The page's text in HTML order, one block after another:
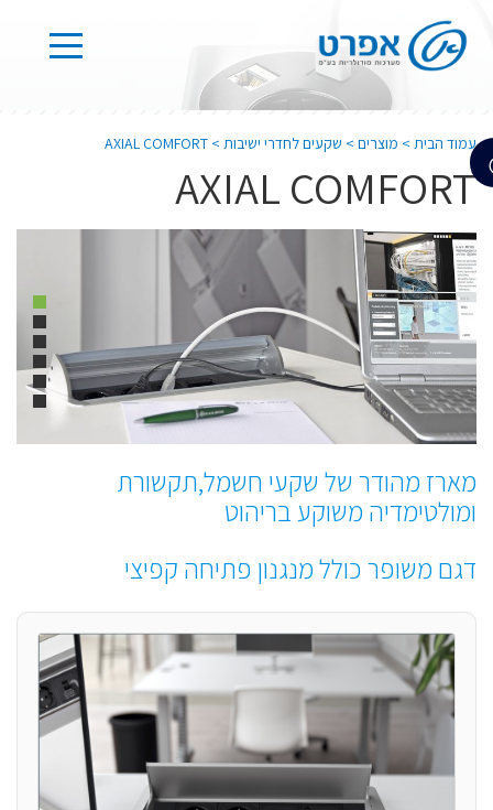
עמוד הבית> מוצרים> שקעים לחדרי ישיבות>
AXIAL COMFORT
AXIAL COMFORT
מארז מהודר של שקעי חשמל,תקשורת
ומולטימדיה משוקע בריהוט
דגם משופר כולל מנגנון פתיחה קפיצי